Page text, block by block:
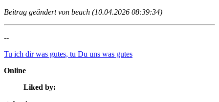
Beitrag geändert von beach (10.04.2026 08:39:34)
--
Tu ich dir was gutes, tu Du uns was gutes
Online
Liked by: